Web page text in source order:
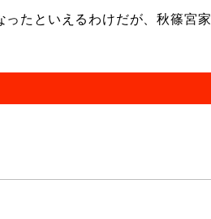
たといえるわけだが、秋篠宮家